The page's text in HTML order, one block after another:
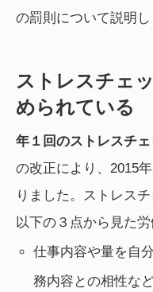
の罰則について説明し
ストレスチェ
められている
年１回のストレスチ
の改正により、2015
りました。ストレス
以下の３点から見た労
仕事内容や量を自
務内容との相性な